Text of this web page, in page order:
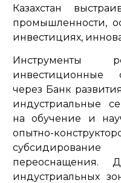
Казахстан
промышленности,
инвестициях,
Инструменты
инвестиционные
через Банк
индустриальные
на обучение и
опытно-
переоснащения.
индустриальных